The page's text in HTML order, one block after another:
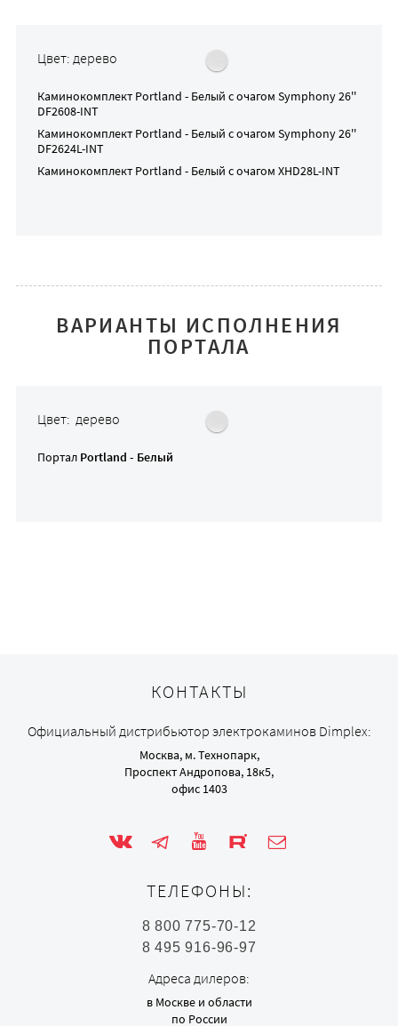
Цвет: дерево
Каминокомплект Portland - Белый с очагом Symphony 26''
DF2608-INT
Каминокомплект Portland - Белый с очагом Symphony 26''
DF2624L-INT
Каминокомплект Portland - Белый с очагом XHD28L-INT
ВАРИАНТЫ ИСПОЛНЕНИЯ
ПОРТАЛА
Цвет: дерево
Портал Portland - Белый
КОНТАКТЫ
Официальный дистрибьютор электрокаминов Dimplex:
Москва, м. Технопарк,
Проспект Андропова, 18к5,
офис 1403
ТЕЛЕФОНЫ:
8 800 775-70-12
8 495 916-96-97
Адреса дилеров:
в Москве и области
по России